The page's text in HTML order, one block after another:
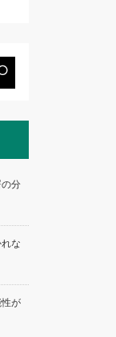
分
な
が